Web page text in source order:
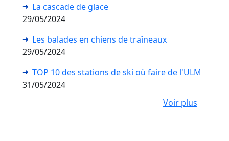
La cascade de glace
29/05/2024
Les balades en chiens de traîneaux
29/05/2024
TOP 10 des stations de ski où faire de l'ULM
31/05/2024
Voir plus